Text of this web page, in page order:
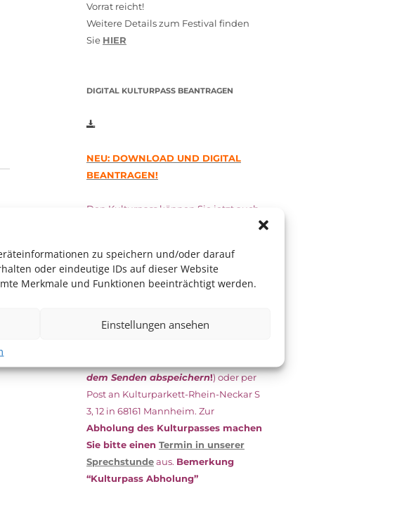
zu speichern und/oder darauf
oder eindeutige IDs auf dieser Website
Merkmale und Funktionen beeinträchtigt werden.
Einstellungen ansehen
Vorrat reicht!
Weitere Details zum Festival finden
Sie HIER
DIGITAL KULTURPASS BEANTRAGEN
NEU: DOWNLOAD UND DIGITAL
BEANTRAGEN!
Den Kulturpass können Sie jetzt auch
esunterschriebenzusammen mit
dem aktuellen
(Bürgergeld/
das Kulturparkett zurück: Per E-Mail
dem Senden abspeichern!) oder per
Post an Kulturparkett-Rhein-Neckar S
3, 12 in 68161 Mannheim. Zur
Abholung des Kulturpasses machen
Sie bitte einen Termin in unserer
Sprechstundeaus. Bemerkung
“Kulturpass Abholung”